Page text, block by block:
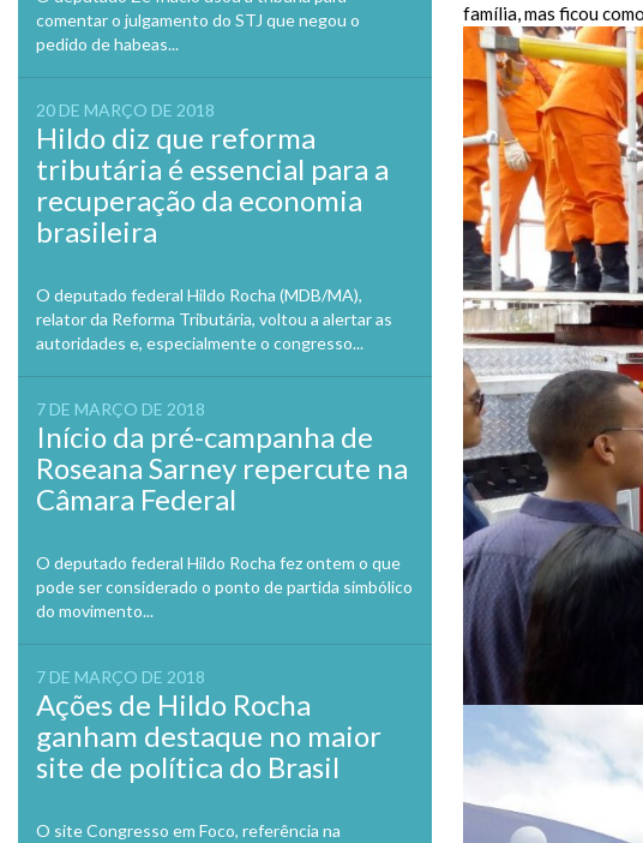
comentar o julgamento do STJ que negou o
pedido de habeas...
20 DE MARÇO DE 2018
Hildo diz que reforma
tributária é essencial para a
recuperação da economia
brasileira
O deputado federal Hildo Rocha (MDB/MA),
relator da Reforma Tributária, voltou a alertar as
autoridades e, especialmente o congresso...
7 DE MARÇO DE 2018
Início da pré-campanha de
Roseana Sarney repercute na
Câmara Federal
O deputado federal Hildo Rocha fez ontem o que
pode ser considerado o ponto de partida simbólico
do movimento...
7 DE MARÇO DE 2018
Ações de Hildo Rocha
ganham destaque no maior
site de política do Brasil
O site Congresso em Foco, referência na
família, mas ficou